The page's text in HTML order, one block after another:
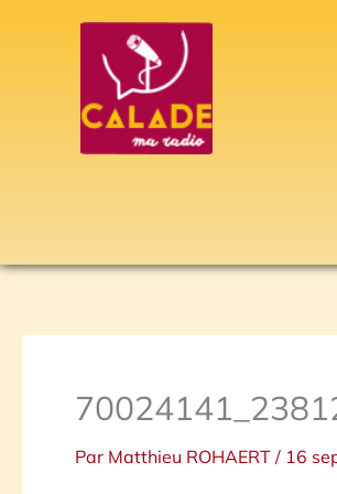
Par Matthieu ROHAERT / 16